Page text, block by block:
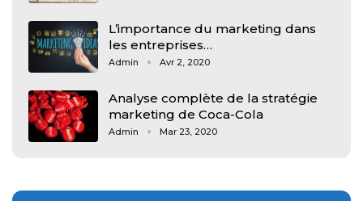
L’importance du marketing dans
les entreprises…
Admin Avr 2, 2020
Analyse complète de la stratégie
marketing de Coca-Cola
Admin Mar 23, 2020